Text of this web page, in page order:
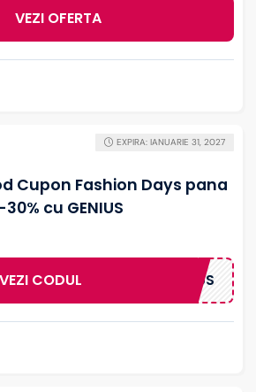
VEZI OFERTA
Cupon Fashion Days pana
cu GENIUS
EXPIRA: IANUARIE 31, 2027
VEZI CODUL GENIUS